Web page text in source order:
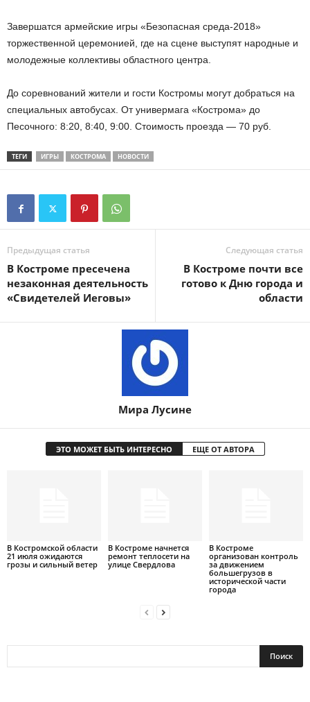
Завершатся армейские игры «Безопасная среда-2018»
торжественной церемонией, где на сцене выступят народные и
молодежные коллективы областного центра.
До соревнований жители и гости Костромы могут добраться на
специальных автобусах. От универмага «Кострома» до
Песочного: 8:20, 8:40, 9:00. Стоимость проезда — 70 руб.
ТЕГИ ИГРЫ КОСТРОМА НОВОСТИ
Предыдущая статья
В Костроме пресечена
незаконная деятельность
«Свидетелей Иеговы»
Следующая статья
В Костроме почти все
готово к Дню города и
области
Мира Лусине
ЭТО МОЖЕТ БЫТЬ ИНТЕРЕСНО ЕЩЕ ОТ АВТОРА
В Костромской области
21 июля ожидаются
грозы и сильный ветер
В Костроме начнется
ремонт теплосети на
улице Свердлова
В Костроме
организован контроль
за движением
большегрузов в
исторической части
города